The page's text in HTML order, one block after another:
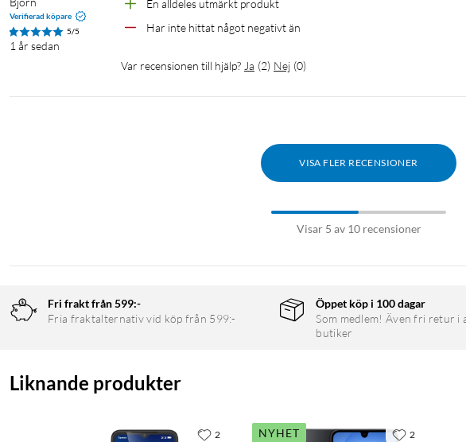
Verifierad köpare
5/5
1 år sedan
En alldeles utmärkt produkt
Har inte hittat något negativt än
Var recensionen till hjälp? Ja (2) Nej (0)
VISA FLER RECENSIONER
Visar 5 av 10 recensioner
Fri frakt från 599:-
Fria fraktalternativ vid köp från 599:-
Öppet köp i 100 dagar
Som medlem! Även fri retur i
butiker
Liknande produkter
2 NYHET 2